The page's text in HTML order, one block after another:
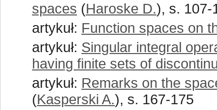
spaces (Haroske D.), s. 107-
artykuł: Function spaces on
artykuł: Singular integral
having finite sets of
artykuł: Remarks on the
(Kasperski A.), s. 167-175